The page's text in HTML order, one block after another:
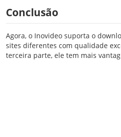
Conclusão
Agora, o Inovideo suporta o
sites diferentes com qualidade
terceira parte, ele tem mais